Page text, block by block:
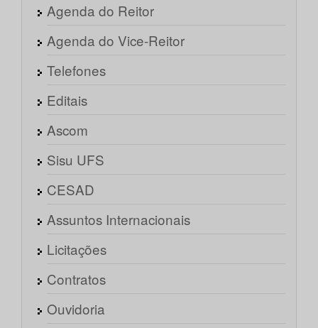
Agenda do Reitor
Agenda do Vice-Reitor
Telefones
Editais
Ascom
Sisu UFS
CESAD
Assuntos Internacionais
Licitações
Contratos
Ouvidoria